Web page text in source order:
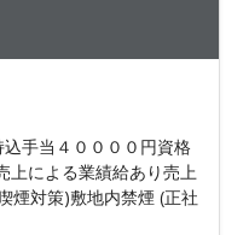
手当４００００円資格
上による業績給あり売上
煙対策)敷地内禁煙 (正社